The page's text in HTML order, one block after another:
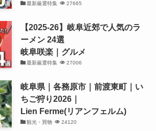
最新厳選特集 27665
【2025-26】岐阜近郊で人気のラ
ーメン 24選
岐阜咲楽｜グルメ
最新厳選特集 27006
岐阜県｜各務原市｜前渡東町｜い
ちご狩り2026｜
Lien Ferme(リアンフェルム)
観光・買物 24120